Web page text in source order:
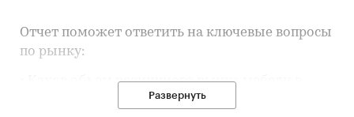
Отчет поможет ответить на ключевые вопросы
по рынку:
• Каков объем розничного рынка мебели в
Костромской области, много это или мало по
Развернуть